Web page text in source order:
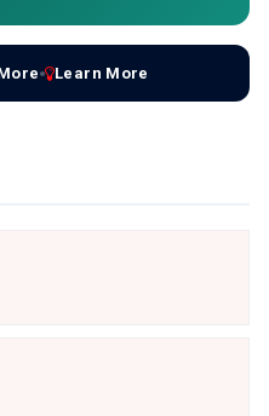
Learn More